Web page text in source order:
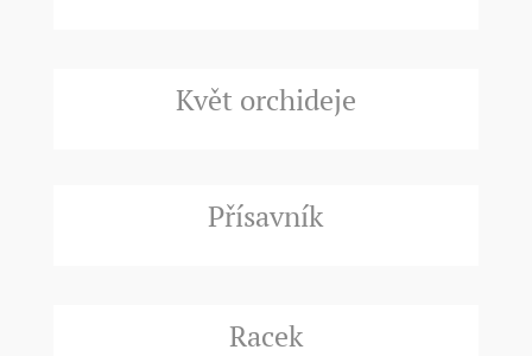
Květ orchideje
Přísavník
Racek